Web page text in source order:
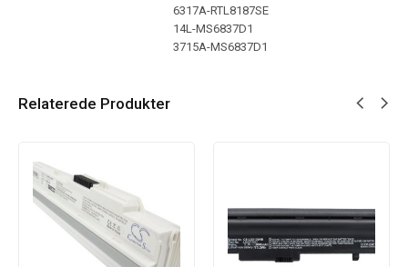
6317A-RTL8187SE
14L-MS6837D1
3715A-MS6837D1
Relaterede Produkter